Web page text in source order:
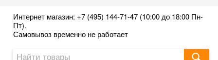
Интернет магазин: +7 (495) 144-71-47 (10:00 до 18:00 Пн-
Пт).
Самовывоз временно не работает